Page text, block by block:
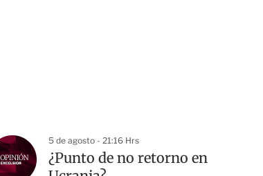
5 de agosto - 21:16 Hrs
¿Punto de no retorno en